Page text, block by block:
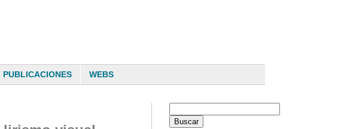
PUBLICACIONES WEBS